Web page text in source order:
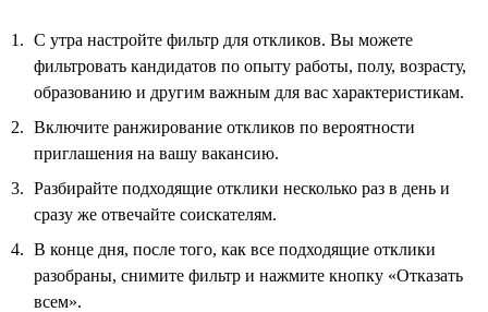
С утра настройте фильтр для откликов. Вы можете
фильтровать кандидатов по опыту работы, полу, возрасту,
образованию и другим важным для вас характеристикам.
Включите ранжирование откликов по вероятности
приглашения на вашу вакансию.
Разбирайте подходящие отклики несколько раз в день и
сразу же отвечайте соискателям.
В конце дня, после того, как все подходящие отклики
разобраны, снимите фильтр и нажмите кнопку «Отказать
всем».